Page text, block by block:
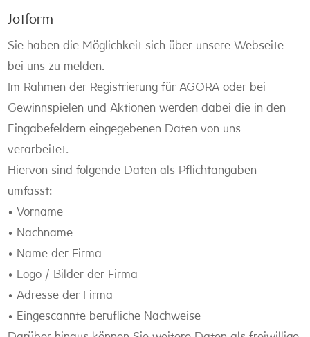
Jotform
Sie haben die Möglichkeit sich über unsere Webseite
bei uns zu melden.
Im Rahmen der Registrierung für AGORA oder bei
Gewinnspielen und Aktionen werden dabei die in den
Eingabefeldern eingegebenen Daten von uns
verarbeitet.
Hiervon sind folgende Daten als Pflichtangaben
umfasst:
• Vorname
• Nachname
• Name der Firma
• Logo / Bilder der Firma
• Adresse der Firma
• Eingescannte berufliche Nachweise